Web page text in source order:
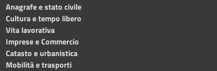
Anagrafe e stato civile
Cultura e tempo libero
Vita lavorativa
Imprese e Commercio
Catasto e urbanistica
Mobilità e trasporti